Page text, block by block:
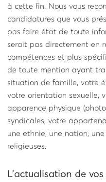
à cette fin. Nous vous
candidatures que vous
pas faire état de toute
serait pas directement en
compétences et plus
de toute mention ayant
situation de famille, votre
votre orientation sexuelle,
apparence physique
syndicales, votre
une ethnie, une nation,
religieuses.
L’actualisation de